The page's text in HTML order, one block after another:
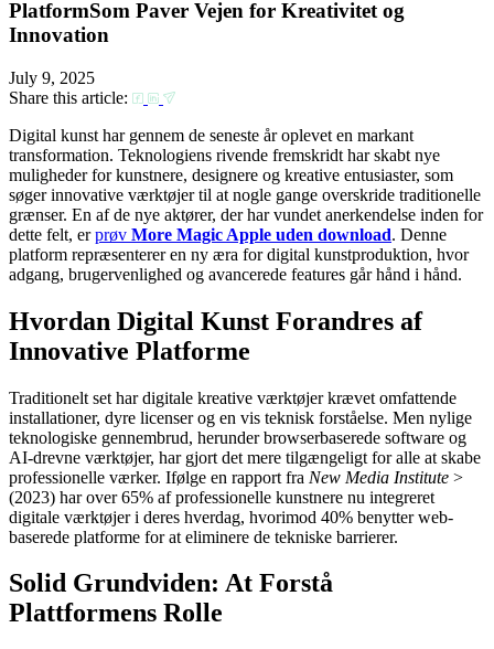
PlatformSom Paver Vejen for Kreativitet og
Innovation
July 9, 2025
Share this article:
Digital kunst har gennem de seneste år oplevet en markant
transformation. Teknologiens rivende fremskridt har skabt nye
muligheder for kunstnere, designere og kreative entusiaster, som
søger innovative værktøjer til at nogle gange overskride traditionelle
grænser. En af de nye aktører, der har vundet anerkendelse inden for
dette felt, erprøv More Magic Apple uden download. Denne
platform repræsenterer en ny æra for digital kunstproduktion, hvor
adgang, brugervenlighed og avancerede features går hånd i hånd.
Hvordan Digital Kunst Forandres af
Innovative Platforme
Traditionelt set har digitale kreative værktøjer krævet omfattende
installationer, dyre licenser og en vis teknisk forståelse. Men nylige
teknologiske gennembrud, herunder browserbaserede software og
AI-drevne værktøjer, har gjort det mere tilgængeligt for alle at skabe
professionelle værker. Ifølge en rapport fra New Media Institute >
(2023) har over 65% af professionelle kunstnere nu integreret
digitale værktøjer i deres hverdag, hvorimod 40% benytter web-
baserede platforme for at eliminere de tekniske barrierer.
Solid Grundviden: At Forstå
Plattformens Rolle